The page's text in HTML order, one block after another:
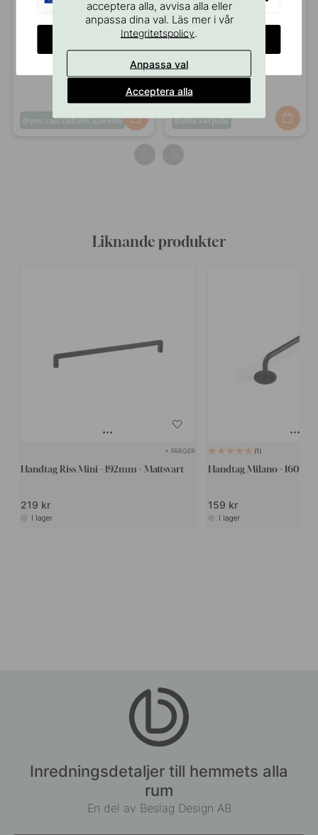
Inlägg
you.can.call.me.queenb
Inlägg
villa.varpula
Liknande produkter
+ FÄRGER
Handtag Riss Mini - 192mm - Mattsvart
219 kr
I lager
1
Handtag Milano -
159 kr
I lager
Inredningsdetaljer till hemmets alla
rum
En del av Beslag Design AB
acceptera alla, avvisa alla eller
anpassa dina val. Läs mer i vår
Integritetspolicy.
Anpassa val
Acceptera alla
CHANGE COUNTRY